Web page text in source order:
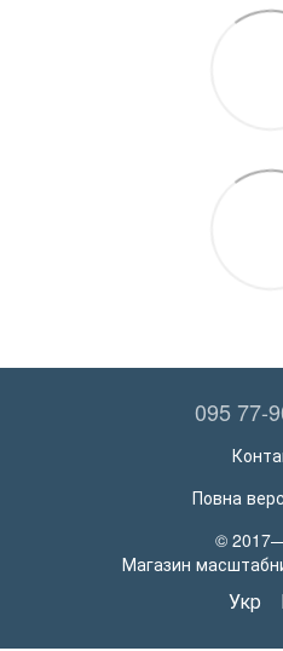
095 77-
Повна
©
Магазин
Укр